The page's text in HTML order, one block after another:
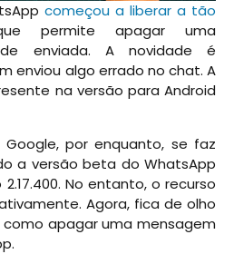
começou a liberar a tão
permite apagar uma
enviada. A novidade é
enviou algo errado no chat. A
na versão para Android
por enquanto, se faz
a versão beta do WhatsApp
No entanto, o recurso
Agora, fica de olho
apagar uma mensagem